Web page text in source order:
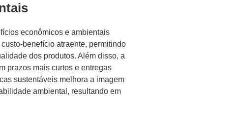
econômicos e ambientais
benefício atraente, permitindo
dos produtos. Além disso, a
prazos mais curtos e entregas
sustentáveis melhora a imagem
ambiental, resultando em